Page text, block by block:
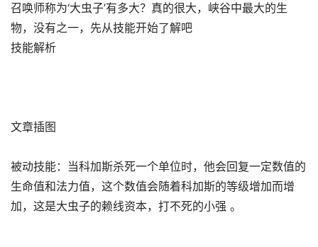
召唤师称为‘大虫子’有多大？真的很大，峡谷中最大的生
物，没有之一，先从技能开始了解吧
技能解析
文章插图
被动技能：当科加斯杀死一个单位时，他会回复一定数值的
生命值和法力值，这个数值会随着科加斯的等级增加而增
加，这是大虫子的赖线资本，打不死的小强 。